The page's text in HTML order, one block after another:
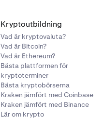
Kryptoutbildning
Vad är kryptovaluta?
Vad är Bitcoin?
Vad är Ethereum?
Bästa plattformen för
kryptoterminer
Bästa kryptobörserna
Kraken jämfört med Coinbase
Kraken jämfört med Binance
Lär om krypto